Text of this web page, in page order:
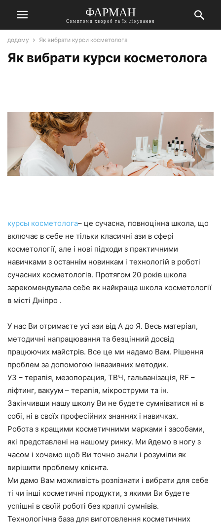
ФАРМАН
Симптоми хвороб та їх лікування
додому Як вибрати курси косметолога
Як вибрати курси косметолога
курсы косметолога– це сучасна, повноцінна школа, що
включає в себе не тільки класичні ази в сфері
косметології, але і нові підходи з практичними
навичками з останнім новинкам і технологій в роботі
сучасних косметологів. Протягом 20 років школа
зарекомендувала себе як найкраща школа косметології
в місті Дніпро .
У нас Ви отримаєте усі ази від А до Я. Весь матеріал,
методичні напрацювання та безцінний досвід
працюючих майстрів. Все це ми надамо Вам. Рішення
проблем за допомогою інвазивних методик.
УЗ – терапія, мезопорация, ТВЧ, гальванізація, RF –
ліфтинг, вакуум – терапія, мікроструми та ін.
Закінчивши нашу школу Ви не будете сумніватися ні в
собі, ні в своїх професійних знаннях і навичках.
Робота з кращими косметичними марками і засобами,
які представлені на нашому ринку. Ми йдемо в ногу з
часом і хочемо щоб Ви точно знали і розуміли як
вирішити проблему клієнта.
Ми дамо Вам можливість розпізнати і вибрати для себе
ті чи інші косметичні продукти, з якими Ви будете
успішні в своїй роботі без краплі сумнівів.
Технологічна база для виготовлення косметичних